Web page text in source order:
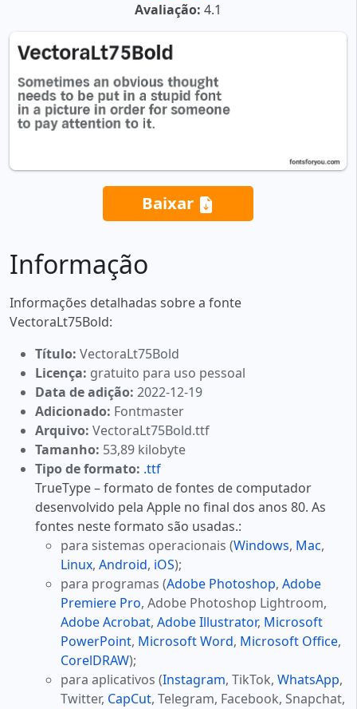
Avaliação: 4.1
Baixar
Informação
Informações detalhadas sobre a fonte
VectoraLt75Bold:
Título: VectoraLt75Bold
Licença: gratuito para uso pessoal
Data de adição: 2022-12-19
Adicionado: Fontmaster
Arquivo: VectoraLt75Bold.ttf
Tamanho: 53,89 kilobyte
Tipo de formato: .ttf
TrueType – formato de fontes de computador
desenvolvido pela Apple no final dos anos 80. As
fontes neste formato são usadas.:
para sistemas operacionais (Windows, Mac,
Linux, Android, iOS);
para programas (Adobe Photoshop, Adobe
Premiere Pro, Adobe Photoshop Lightroom,
Adobe Acrobat, Adobe Illustrator, Microsoft
PowerPoint, Microsoft Word, Microsoft Office,
CorelDRAW);
para aplicativos (Instagram, TikTok, WhatsApp,
Twitter, CapCut, Telegram, Facebook, Snapchat,